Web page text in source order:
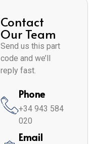
Contact
Our Team
Send us this part
code and we’ll
reply fast.
Phone
+34 943 584
020
Email